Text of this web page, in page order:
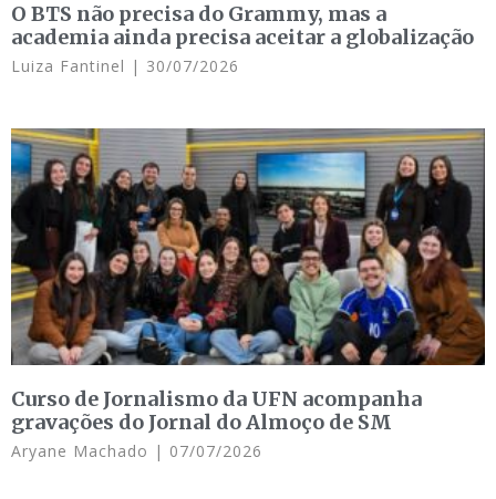
O BTS não precisa do Grammy, mas a
academia ainda precisa aceitar a globalização
Luiza Fantinel 30/07/2026
Curso de Jornalismo da UFN acompanha
gravações do Jornal do Almoço de SM
Aryane Machado 07/07/2026